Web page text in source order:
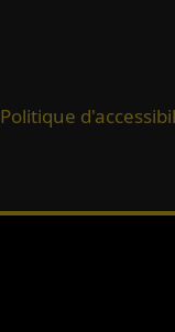
Politique